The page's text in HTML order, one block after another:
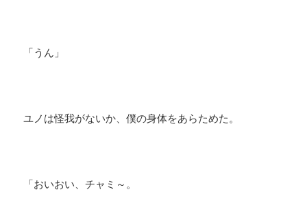
「うん」
ユノは怪我がないか、僕の身体をあらためた。
「おいおい、チャミ～。